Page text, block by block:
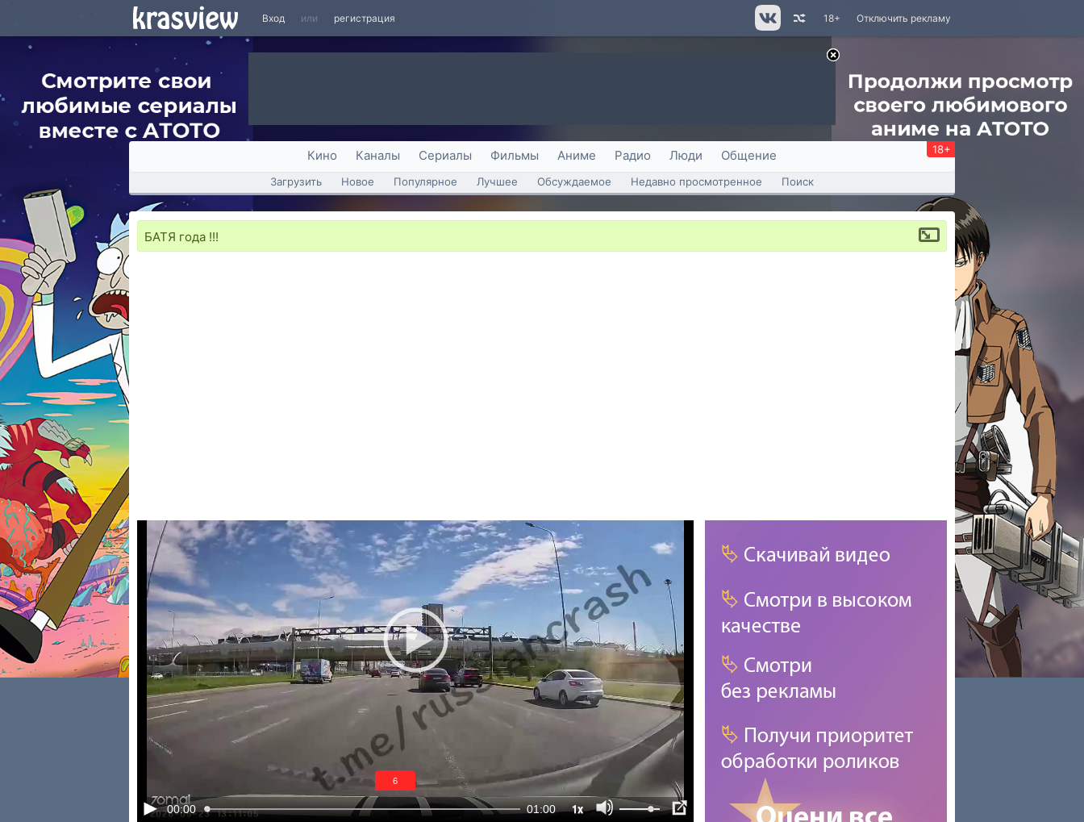
Вход или регистрация Отключить рекламу
18+
Кино Каналы Сериалы Фильмы Аниме Радио Люди Общение 18+
Загрузить Новое Популярное Лучшее Обсуждаемое Недавно просмотренное Поиск
БАТЯ года !!!
00:00 01:00 1x
5